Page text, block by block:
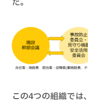
この4つの組織で